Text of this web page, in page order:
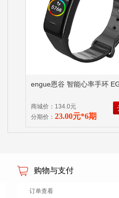
engue恩谷 智能心率手环
商城价：134.0元
分期价： 23.00元*6期
购物与支付
订单查看